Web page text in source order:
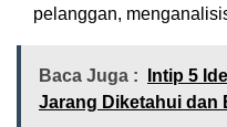
pelanggan,
Baca Juga :
Intip 5
Jarang Diketahui dan